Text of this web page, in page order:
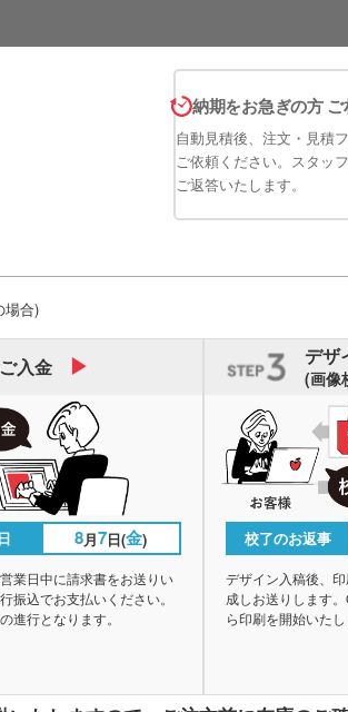
納期をお急ぎの方
自動見積後、注文・見積
ご依頼ください。スタッ
ご返答いたします。
場合)
ご入金
8月7日(金)
業日中に請求書をお送りい
振込でお支払いください。
進行となります。
デザ
(画像
校了のお返事
デザイン入稿後、
成しお送りします
ら印刷を開始いたし